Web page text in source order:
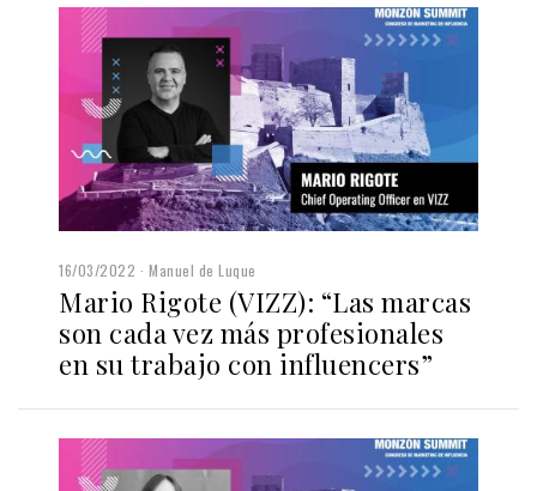
16/03/2022 Manuel de Luque
Mario Rigote (VIZZ): “Las marcas
son cada vez más profesionales
en su trabajo con influencers”